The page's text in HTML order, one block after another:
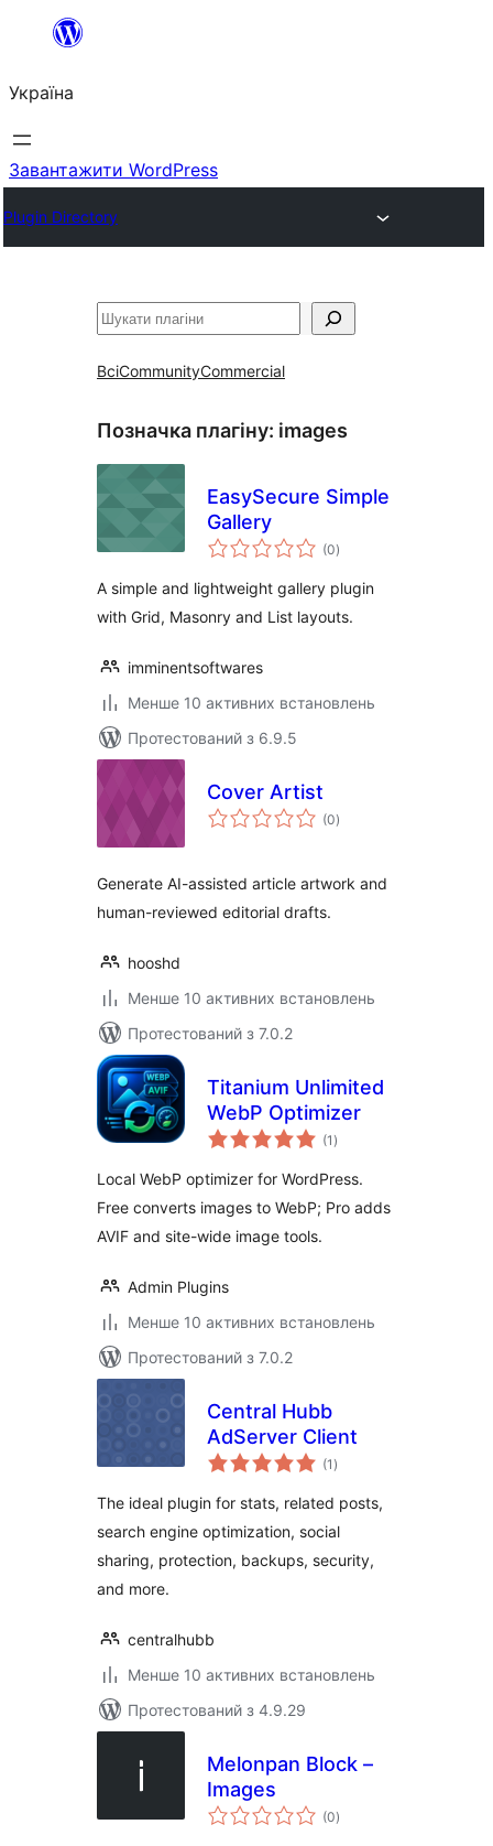
Перейти
вмісту
Україна
Завантажити WordPress
Plugin Directory
Пошук
ВсіCommunityCommercial
Позначка плагіну: images
EasySecure Simple
Gallery
(0загальний
рейтинг
)
A simple and lightweight gallery plugin
with Grid, Masonry and List layouts.
imminentsoftwares
Менше 10 активних встановлень
Протестований з 6.9.5
Cover Artist
(0загальний
рейтинг
)
Generate AI-assisted article artwork and
human-reviewed editorial drafts.
hooshd
Менше 10 активних встановлень
Протестований з 7.0.2
Titanium Unlimited
WebP Optimizer
(1 загальний
рейтинг
)
Local WebP optimizer for WordPress.
Free converts images to WebP; Pro adds
AVIF and site-wide image tools.
Admin Plugins
Менше 10 активних встановлень
Протестований з 7.0.2
Central Hubb
AdServer Client
(1 загальний
рейтинг
)
The ideal plugin for stats, related posts,
search engine optimization, social
sharing, protection, backups, security,
and more.
centralhubb
Менше 10 активних встановлень
Протестований з 4.9.29
Melonpan Block –
Images
(0загальний
рейтинг
)